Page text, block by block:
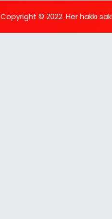
Copyright © 2022. Her hakkı